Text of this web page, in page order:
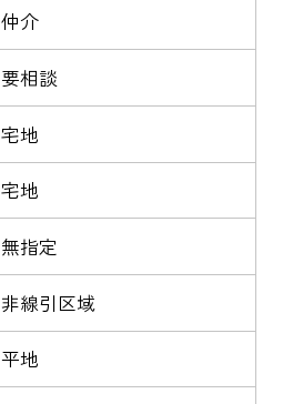
仲介
要相談
宅地
宅地
無指定
非線引区域
平地